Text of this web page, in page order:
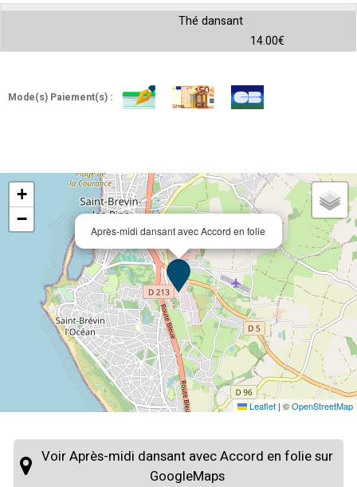
Thé dansant
14.00€
Mode(s) Paiement(s) :
Après-midi dansant avec Accord en folie
+
−
Leaflet | ©OpenStreetMap
Voir Après-midi dansant avec Accord en folie sur
GoogleMaps